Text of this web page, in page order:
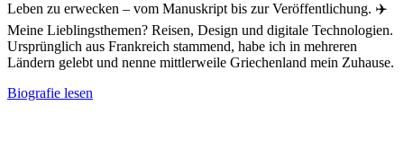
Leben zu erwecken – vom Manuskript bis zur Veröffentlichung. ✈️
Meine Lieblingsthemen? Reisen, Design und digitale Technologien.
Ursprünglich aus Frankreich stammend, habe ich in mehreren
Ländern gelebt und nenne mittlerweile Griechenland mein Zuhause.
Biografie lesen